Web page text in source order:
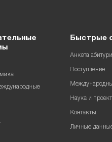
Быстрые
Анкета
Поступление
Наука и
Контакты
Личные